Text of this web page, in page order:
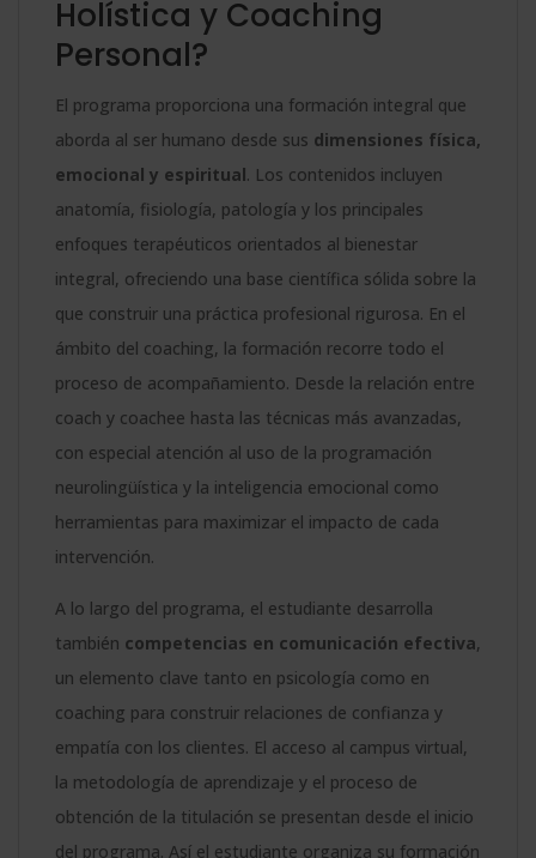
Holística y Coaching
Personal?
El programa proporciona una formación integral que
aborda al ser humano desde sus dimensiones física,
emocional y espiritual. Los contenidos incluyen
anatomía, fisiología, patología y los principales
enfoques terapéuticos orientados al bienestar
integral, ofreciendo una base científica sólida sobre la
que construir una práctica profesional rigurosa. En el
ámbito del coaching, la formación recorre todo el
proceso de acompañamiento. Desde la relación entre
coach y coachee hasta las técnicas más avanzadas,
con especial atención al uso de la programación
neurolingüística y la inteligencia emocional como
herramientas para maximizar el impacto de cada
intervención.
A lo largo del programa, el estudiante desarrolla
también competencias en comunicación efectiva,
un elemento clave tanto en psicología como en
coaching para construir relaciones de confianza y
empatía con los clientes. El acceso al campus virtual,
la metodología de aprendizaje y el proceso de
obtención de la titulación se presentan desde el inicio
del programa. Así el estudiante organiza su formación